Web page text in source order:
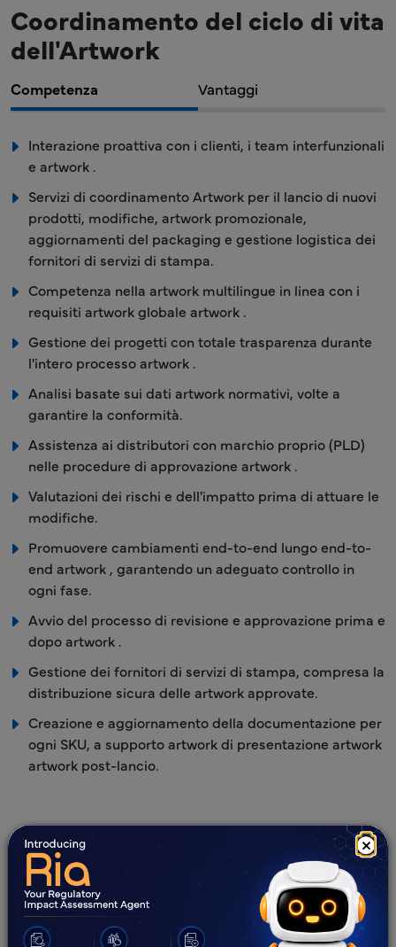
×
Coordinamento del ciclo di vita
dell'Artwork
Competenza Vantaggi
Interazione proattiva con i clienti, i team interfunzionali
e artwork .
Servizi di coordinamento Artwork per il lancio di nuovi
prodotti, modifiche, artwork promozionale,
aggiornamenti del packaging e gestione logistica dei
fornitori di servizi di stampa.
Competenza nella artwork multilingue in linea con i
requisiti artwork globale artwork .
Gestione dei progetti con totale trasparenza durante
l'intero processo artwork .
Analisi basate sui dati artwork normativi, volte a
garantire la conformità.
Assistenza ai distributori con marchio proprio (PLD)
nelle procedure di approvazione artwork .
Valutazioni dei rischi e dell'impatto prima di attuare le
modifiche.
Promuovere cambiamenti end-to-end lungo end-to-
end artwork , garantendo un adeguato controllo in
ogni fase.
Avvio del processo di revisione e approvazione prima e
dopo artwork .
Gestione dei fornitori di servizi di stampa, compresa la
distribuzione sicura delle artwork approvate.
Creazione e aggiornamento della documentazione per
ogni SKU, a supporto artwork di presentazione artwork
artwork post-lancio.
Semplificare il coordinamento del ciclo
di vita del tuo Artwork con noi